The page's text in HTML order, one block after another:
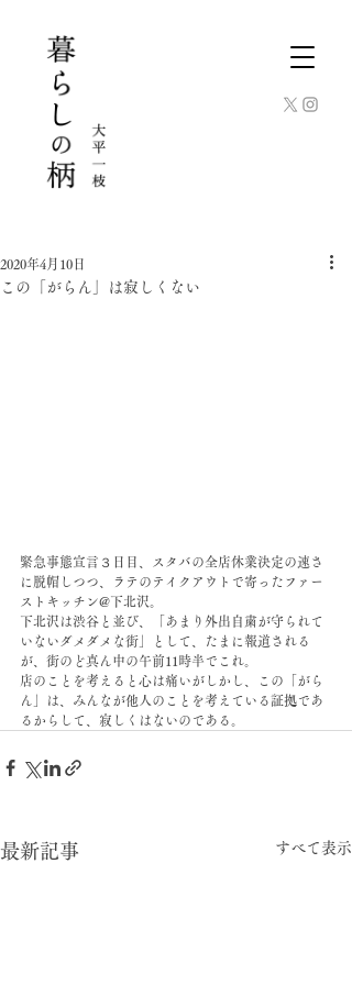
この「がらん」は寂しくない
2020年4月10日
緊急事態宣言３日目、スタバの全店休業決定の速さ
に脱帽しつつ、ラテのテイクアウトで寄ったファー
ストキッチン@下北沢。
下北沢は渋谷と並び、「あまり外出自粛が守られて
いないダメダメな街」として、たまに報道される
が、街のど真ん中の午前11時半でこれ。
店のことを考えると心は痛いがしかし、この「がら
ん」は、みんなが他人のことを考えている証拠であ
るからして、寂しくはないのである。
最新記事 すべて表示